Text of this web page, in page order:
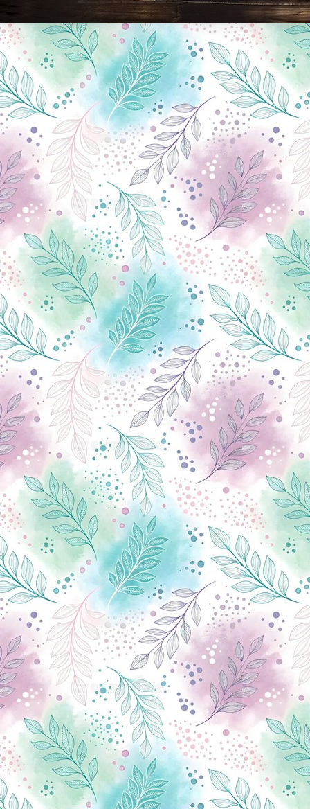
Новини Чернігова, Чернігівські новини, Чернігівський формат, новини Чернігова, події в Чернігові: політика, економіка, аналітика, культура, відеоновини, екологія, спортивний Чернігів, туризм, Чернігів